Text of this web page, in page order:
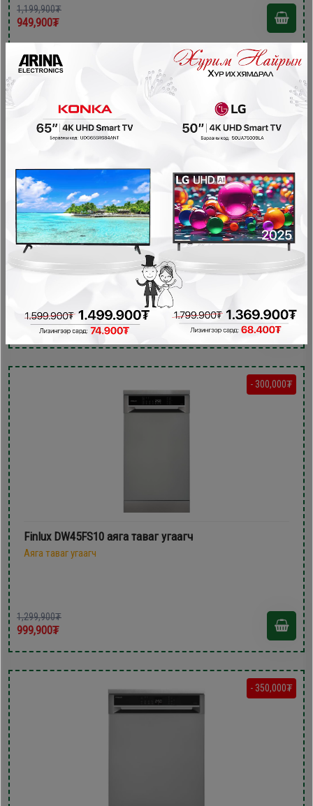
1,199,900₮
949,900₮
- 180,000₮
Finlux DW60BI15 Тавилганд суурилдаг аяга таваг
угаагч
Аяга таваг угаагч
1,179,900₮
999,900₮
- 300,000₮
Finlux DW45FS10 аяга таваг угаагч
Аяга таваг угаагч
1,299,900₮
999,900₮
- 350,000₮